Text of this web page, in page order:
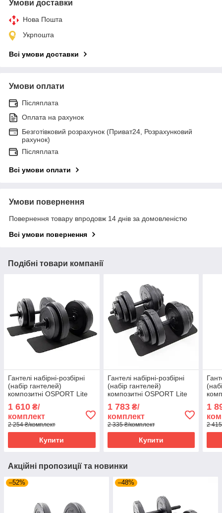
Умови доставки
Нова Пошта
Укрпошта
Всі умови доставки
Умови оплати
Післяплата
Оплата на рахунок
Безготівковий розрахунок (Приват24, Розрахунковий
рахунок)
Післяплата
Всі умови оплати
Умови повернення
Повернення товару впродовж 14 днів за домовленістю
Всі умови повернення
Подібні товари компанії
Гантелі набірні-розбірні
(набір гантелей)
композитні OSPORT Lite
2шт по 15.5 кг (OF-0175)
1 610 ₴/
комплект
2 254 ₴/комплект
Купити
Гантелі набірні-розбірні
(набір гантелей)
композитні OSPORT Lite
2шт по 18 кг (OF-0176)
1 783₴/
комплект
2 335 ₴/комплект
Купити
2шт
1
2
Акційні пропозиції та новинки
–52% –48%